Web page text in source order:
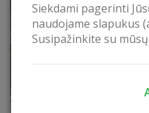
Siekdami pagerinti
naudojame slapukus
Susipažinkite su mūsų
Valtis